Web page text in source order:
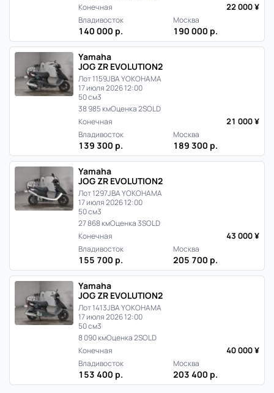
Конечная
22 000 ¥
Владивосток
140 000 р.
Москва
190 000 р.
Yamaha
JOG ZR EVOLUTION2
Лот 1159JBA YOKOHAMA
17 июля 2026 12:00
50 см3
38 985 кмОценка 2SOLD
Конечная
21 000 ¥
Владивосток
139 300 р.
Москва
189 300 р.
Yamaha
JOG ZR EVOLUTION2
Лот 1297JBA YOKOHAMA
17 июля 2026 12:00
50 см3
27 868 кмОценка 3SOLD
Конечная
43 000 ¥
Владивосток
155 700 р.
Москва
205 700 р.
Yamaha
JOG ZR EVOLUTION2
Лот 1413JBA YOKOHAMA
17 июля 2026 12:00
50 см3
8 090 кмОценка 2SOLD
Конечная
40 000 ¥
Владивосток
153 400 р.
Москва
203 400 р.